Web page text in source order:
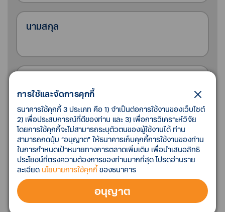
นามสกุล
กรุณาเลือกสาขา
การใช้และจัดการคุกกี้
ธนาคารใช้คุกกี้ 3 ประเภท คือ 1) จำเป็นต่อการใช้งานของเว็บไซต์
2) เพื่อประสบการณ์ที่ดีของท่าน และ 3) เพื่อการวิเคราะห์วิจัย
โดยการใช้คุกกี้จะไม่สามารถระบุตัวตนของผู้ใช้งานได้ ท่าน
สามารถกดปุ่ม “อนุญาต” ให้ธนาคารเก็บคุกกี้การใช้งานของท่าน
ในการกำหนดเป้าหมายทางการตลาดเพิ่มเติม เพื่อนำเสนอสิทธิ
ประโยชน์ที่ตรงความต้องการของท่านมากที่สุด โปรดอ่านราย
ละเอียด นโยบายการใช้คุกกี้ ของธนาคาร
อนุญาต